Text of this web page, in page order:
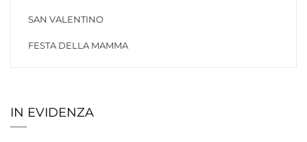
SAN VALENTINO
FESTA DELLA MAMMA
IN EVIDENZA